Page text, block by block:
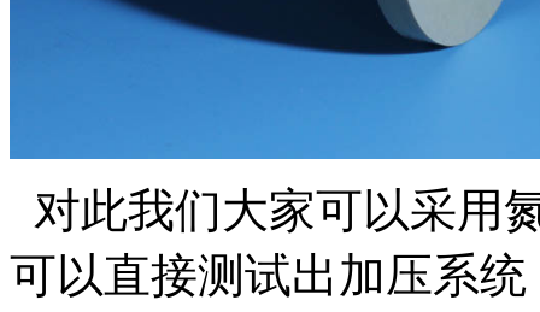
对此我们大家可以采用
可以直接测试出加压系